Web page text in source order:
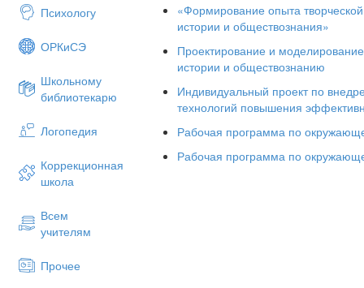
Психологу
ОРКиСЭ
Школьному
библиотекарю
Логопедия
Коррекционная
школа
Всем
учителям
Прочее
1) Бурный рост городов
3) Распространение грамотности
4) Учащение княжеских усобиц
8.Какой город после распада Руси
столицей?
1) Владимир
2) Киев
«Формирование опыта
истории и обществознания»
Проектирование и
истории и обществознанию
Индивидуальный проект по
технологий повышения
Рабочая программа по
Рабочая программа по